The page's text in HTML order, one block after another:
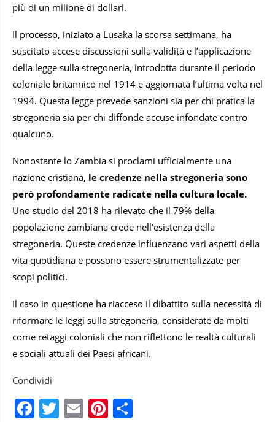
più di un milione di dollari.
Il processo, iniziato a Lusaka la scorsa settimana, ha
suscitato accese discussioni sulla validità e l’applicazione
della legge sulla stregoneria, introdotta durante il periodo
coloniale britannico nel 1914 e aggiornata l’ultima volta nel
1994. Questa legge prevede sanzioni sia per chi pratica la
stregoneria sia per chi diffonde accuse infondate contro
qualcuno.
Nonostante lo Zambia si proclami ufficialmente una
nazione cristiana, le credenze nella stregoneria sono
però profondamente radicate nella cultura locale.
Uno studio del 2018 ha rilevato che il 79% della
popolazione zambiana crede nell’esistenza della
stregoneria. Queste credenze influenzano vari aspetti della
vita quotidiana e possono essere strumentalizzate per
scopi politici.
Il caso in questione ha riacceso il dibattito sulla necessità di
riformare le leggi sulla stregoneria, considerate da molti
come retaggi coloniali che non riflettono le realtà culturali
e sociali attuali dei Paesi africani.
Condividi
Facebook
Twitter
EmailPinterest